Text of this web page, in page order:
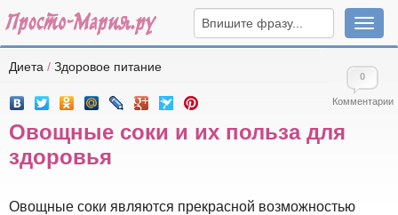
Диета / Здоровое питание
0
Комментарии
Овощные соки и их польза для
здоровья
Овощные соки являются прекрасной возможностью